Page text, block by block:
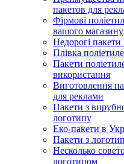
пакетов для
Фірмові
вашого магазину
Недорогі
Плівка
Пакети
використання
Виготовлення
для реклами
Пакети з
логотипу
Еко-пакети в
Пакети з
Несколько
логотипом